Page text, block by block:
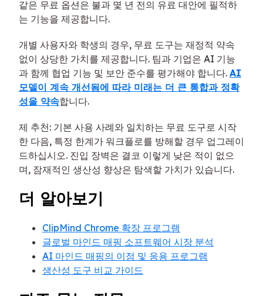
같은 무료 옵션은 불과 몇 년 전의 유료 대안에 필적하
는 기능을 제공합니다.
개별 사용자와 학생의 경우, 무료 도구는 재정적 약속
없이 상당한 가치를 제공합니다. 팀과 기업은 AI 기능
과 함께 협업 기능 및 보안 준수를 평가해야 합니다. AI
모델이 계속 개선됨에 따라 미래는 더 큰 통합과 정확
성을 약속합니다.
제 추천: 기본 사용 사례와 일치하는 무료 도구로 시작
한 다음, 특정 한계가 워크플로를 방해할 경우 업그레이
드하십시오. 진입 장벽은 결코 이렇게 낮은 적이 없으
며, 잠재적인 생산성 향상은 탐색할 가치가 있습니다.
더 알아보기
ClipMind Chrome 확장 프로그램
글로벌 마인드 매핑 소프트웨어 시장 분석
AI 마인드 매핑의 이점 및 응용 프로그램
생산성 도구 비교 가이드